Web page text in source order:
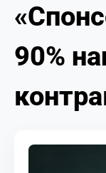
ФТУ
НОВОСТИ
ДОКУМЕНТЫ
90%